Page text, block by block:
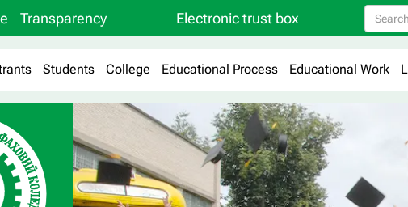
Transparency Electronic trust box
Students College Educational Process Educational Work